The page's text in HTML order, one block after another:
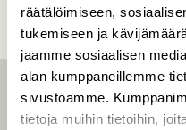
räätälöimiseen,
tukemiseen ja
jaamme sosiaalisen
alan kumppaneillemme
sivustoamme.
tietoja muihin tietoihin,